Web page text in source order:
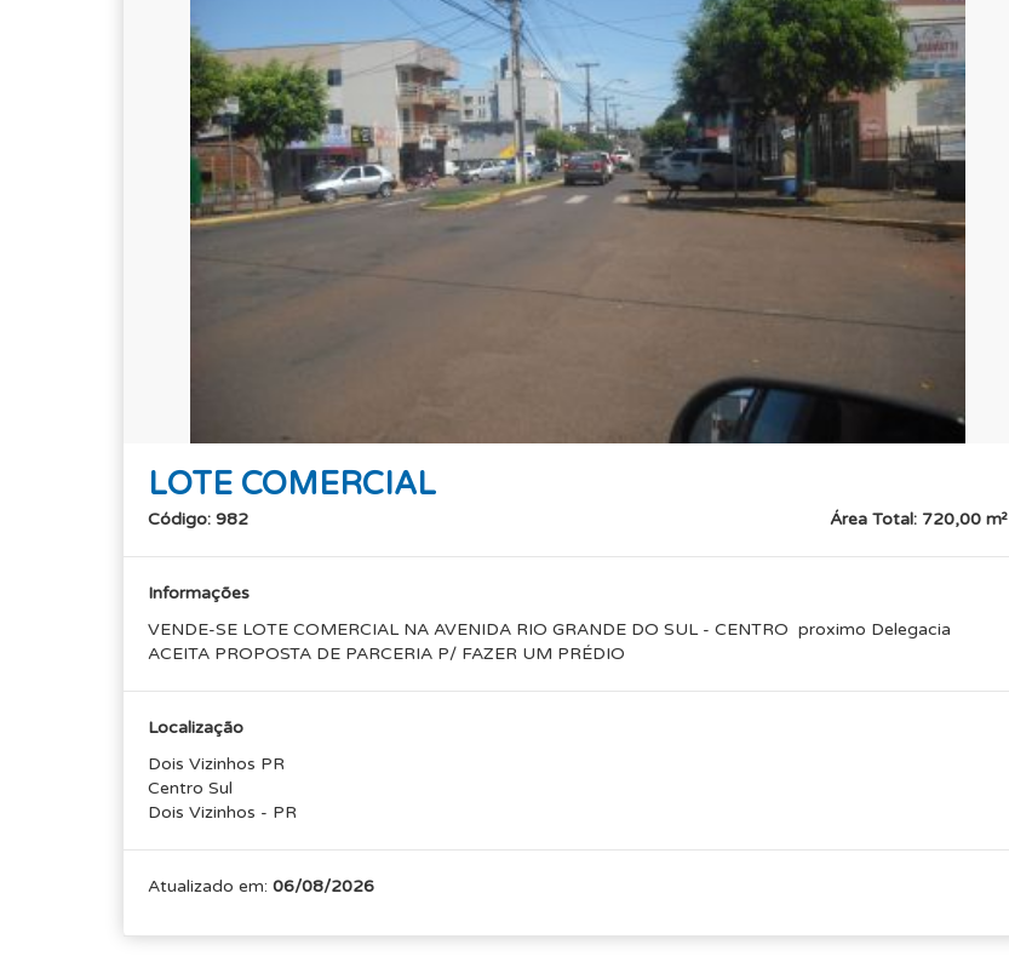
LOTE COMERCIAL
Código: 982 Área Total: 720,00 m²
Informações
VENDE-SE LOTE COMERCIAL NA AVENIDA RIO GRANDE DO SUL - CENTRO proximo Delegacia
ACEITA PROPOSTA DE PARCERIA P/ FAZER UM PRÉDIO
Localização
Dois Vizinhos PR
Centro Sul
Dois Vizinhos - PR
Atualizado em: 06/08/2026